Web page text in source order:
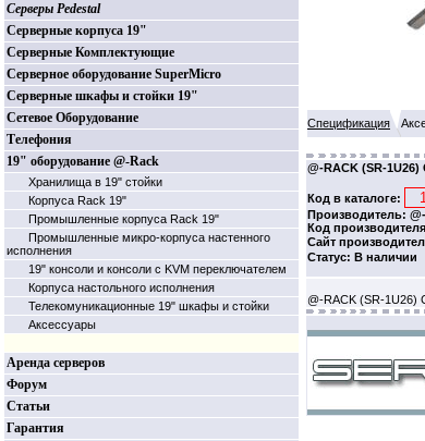
Серверы Pedestal
Серверные корпуса 19"
Серверные Комплектующие
Серверное оборудование SuperMicro
Серверные шкафы и стойки 19"
Сетевое Оборудование
Телефония
19" оборудование @-Rack
Хранилища в 19" стойки
Корпуса Rack 19"
Промышленные корпуса Rack 19"
Промышленные микро-корпуса настенного
исполнения
19" консоли и консоли с KVM переключателем
Корпуса настольного исполнения
Телекомуникационные 19" шкафы и стойки
Аксессуары
Аренда серверов
Форум
Статьи
Гарантия
Спецификация
@-RACK (SR-
Код в каталоге:
Производитель:
Код
Сайт
Статус: В наличии
@-RACK (SR-1U26)